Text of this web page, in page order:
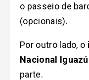
o passeio de
(opcionais).
Por outro lado, o
Nacional Iguazú
parte.